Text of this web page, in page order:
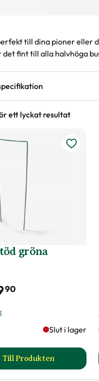
till dina pioner eller
fint till alla halvhöga
Metall
cm
cm
ett lyckat resultat
gröna
90
Slut i lager
Till Produkten
till Buskstöd gröna